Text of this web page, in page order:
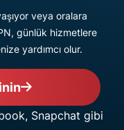
veya oralara
günlük hizmetlere
yardımcı olur.